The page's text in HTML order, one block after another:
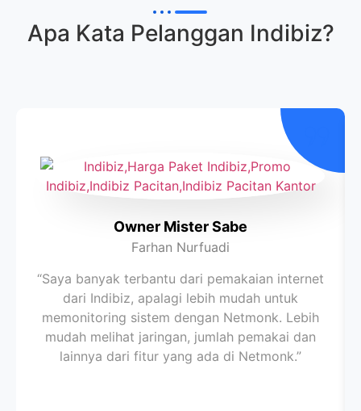
Apa Kata Pelanggan Indibiz?
Owner Mister Sabe
Farhan Nurfuadi
“Saya banyak terbantu dari pemakaian internet
dari Indibiz, apalagi lebih mudah untuk
memonitoring sistem dengan Netmonk. Lebih
mudah melihat jaringan, jumlah pemakai dan
lainnya dari fitur yang ada di Netmonk.”